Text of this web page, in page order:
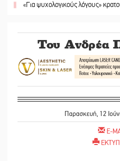
«Για ψυχολογικούς λόγους» κρατούσε
Του Ανδρέα
Παρασκευή, 12
E-